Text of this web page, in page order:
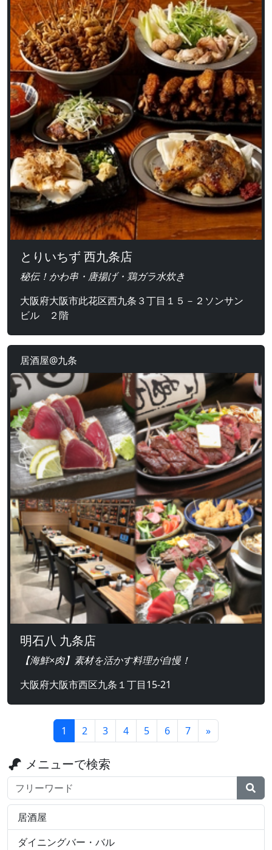
とりいちず 西九条店
秘伝！かわ串・唐揚げ・鶏ガラ水炊き
大阪府大阪市此花区西九条３丁目１５－２ソンサン
ビル ２階
居酒屋@九条
明石八 九条店
【海鮮×肉】素材を活かす料理が自慢！
大阪府大阪市西区九条１丁目15-21
1 2 3 4 5 6 7 »
メニューで検索
検索ワード
居酒屋
ダイニングバー・バル